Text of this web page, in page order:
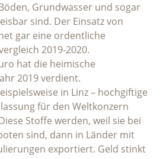
Grundwasser und sogar
sind. Der Einsatz von
gar eine ordentliche
2019-2020.
hat die heimische
2019 verdient.
in Linz – hochgiftige
für den Weltkonzern
Stoffe werden, weil sie bei
sind, dann in Länder mit
exportiert. Geld stinkt